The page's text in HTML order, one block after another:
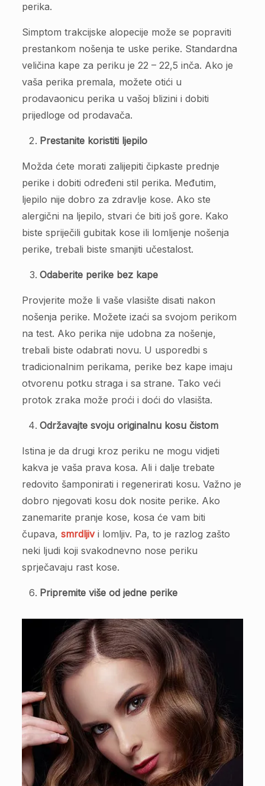
perika.
Simptom trakcijske alopecije može se popraviti
prestankom nošenja te uske perike. Standardna
veličina kape za periku je 22 – 22,5 inča. Ako je
vaša perika premala, možete otići u
prodavaonicu perika u vašoj blizini i dobiti
prijedloge od prodavača.
Prestanite koristiti ljepilo
Možda ćete morati zalijepiti čipkaste prednje
perike i dobiti određeni stil perika. Međutim,
ljepilo nije dobro za zdravlje kose. Ako ste
alergični na ljepilo, stvari će biti još gore. Kako
biste spriječili gubitak kose ili lomljenje nošenja
perike, trebali biste smanjiti učestalost.
Odaberite perike bez kape
Provjerite može li vaše vlasište disati nakon
nošenja perike. Možete izaći sa svojom perikom
na test. Ako perika nije udobna za nošenje,
trebali biste odabrati novu. U usporedbi s
tradicionalnim perikama, perike bez kape imaju
otvorenu potku straga i sa strane. Tako veći
protok zraka može proći i doći do vlasišta.
Održavajte svoju originalnu kosu čistom
Istina je da drugi kroz periku ne mogu vidjeti
kakva je vaša prava kosa. Ali i dalje trebate
redovito šamponirati i regenerirati kosu. Važno je
dobro njegovati kosu dok nosite perike. Ako
zanemarite pranje kose, kosa će vam biti
čupava, smrdljivi lomljiv. Pa, to je razlog zašto
neki ljudi koji svakodnevno nose periku
sprječavaju rast kose.
Pripremite više od jedne perike